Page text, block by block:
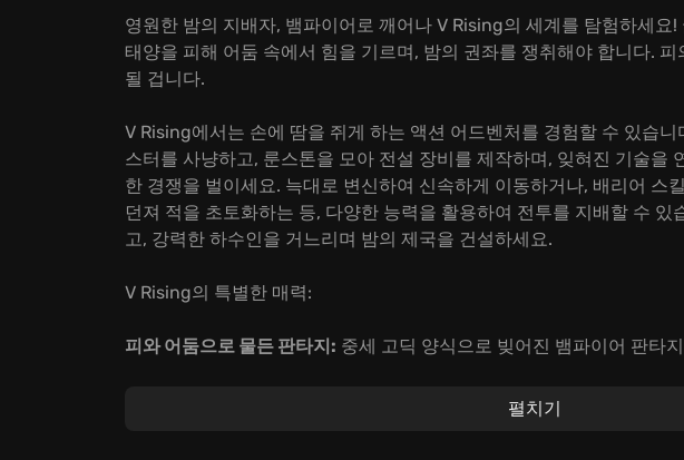
영원한 밤의 지배자, 뱀파이어로 깨어나 V Rising의 세계를 탐험하세요
태양을 피해 어둠 속에서 힘을 기르며, 밤의 권좌를 쟁취해야 합니다. 피
될 겁니다.
V Rising에서는 손에 땀을 쥐게 하는 액션 어드벤처를 경험할 수 있습
스터를 사냥하고, 룬스톤을 모아 전설 장비를 제작하며, 잊혀진 기술을
한 경쟁을 벌이세요. 늑대로 변신하여 신속하게 이동하거나, 배리어 스
던져 적을 초토화하는 등, 다양한 능력을 활용하여 전투를 지배할 수 있
고, 강력한 하수인을 거느리며 밤의 제국을 건설하세요.
V Rising의 특별한 매력:
피와 어둠으로 물든 판타지: 중세 고딕 양식으로 빚어진 뱀파이어 판타
펼치기